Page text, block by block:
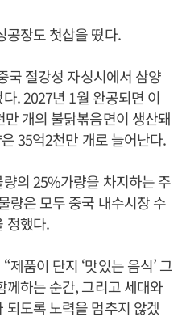
공장도 첫삽을 떴다.
국 절강성 자싱시에서 삼양
. 2027년 1월 완공되면 이
개의 불닭볶음면이 생산돼
35억2천만 개로 늘어난다.
의 25%가량을 차지하는 주
량은 모두 중국 내수시장 수
정했다.
제품이 단지 ‘맛있는 음식’ 그
하는 순간, 그리고 세대와
도록 노력을 멈추지 않겠